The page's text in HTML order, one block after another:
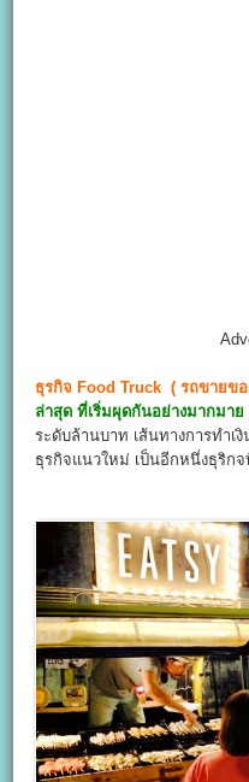
ธุรกิจ Food Truck ( รถขายข
ล่าสุด ที่เริ่มผุดกันอย่างมากมา
ระดับล้านบาท เส้นทางการทำเ
ธุรกิจแนวใหม่ เป็นอีกหนึ่งธุริก